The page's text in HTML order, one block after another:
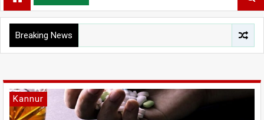
Breaking News
Kannur